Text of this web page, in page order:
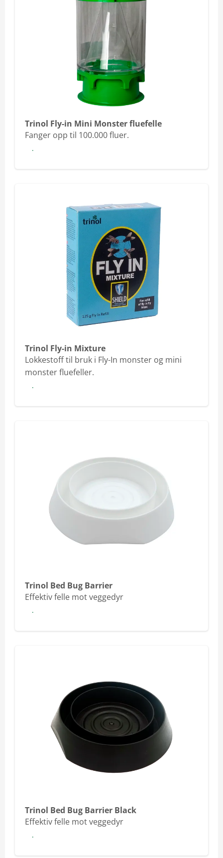
Trinol Fly-in Mini Monster fluefelle
Fanger opp til 100.000 fluer.
Les mer
Trinol Fly-in Mixture
Lokkestoff til bruk i Fly-In monster og mini
monster fluefeller.
Les mer
Trinol Bed Bug Barrier
Effektiv felle mot veggedyr
Les mer
Trinol Bed Bug Barrier Black
Effektiv felle mot veggedyr
Les mer